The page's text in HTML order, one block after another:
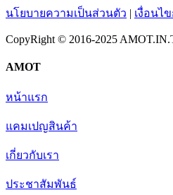
นโยบายความเป็นส่วนตัว | เงื่อนไ
CopyRight © 2016-2025
AMOT
หน้าแรก
แคมเปญสินค้า
เกี่ยวกับเรา
ประชาสัมพันธ์